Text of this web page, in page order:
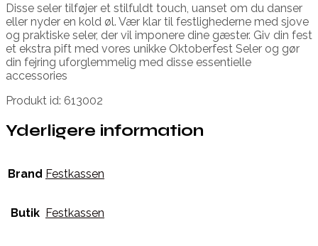
Disse seler tilføjer et stilfuldt touch, uanset om du danser
eller nyder en kold øl. Vær klar til festlighederne med sjove
og praktiske seler, der vil imponere dine gæster. Giv din fest
et ekstra pift med vores unikke Oktoberfest Seler og gør
din fejring uforglemmelig med disse essentielle
accessories
Produkt id: 613002
Yderligere information
Brand Festkassen
Butik Festkassen